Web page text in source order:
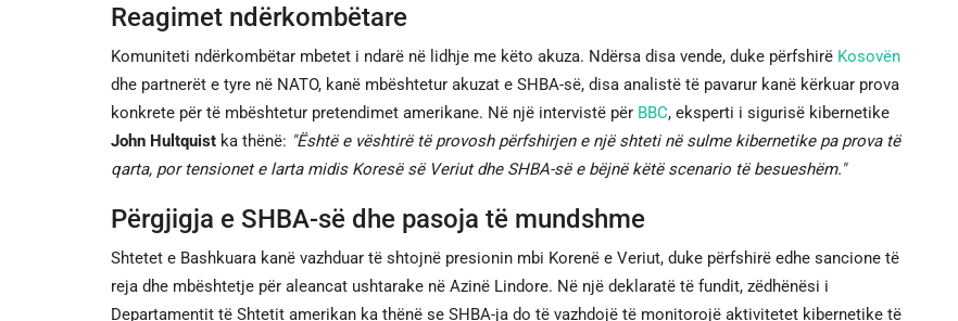
Reagimet ndërkombëtare
Komuniteti ndërkombëtar mbetet i ndarë në lidhje me këto akuza. Ndërsa disa vende, duke përfshirë Kosovën
dhe partnerët e tyre në NATO, kanë mbështetur akuzat e SHBA-së, disa analistë të pavarur kanë kërkuar prova
konkrete për të mbështetur pretendimet amerikane. Në një intervistë për BBC, eksperti i sigurisë kibernetike
John Hultquist ka thënë: "Është e vështirë të provosh përfshirjen e një shteti në sulme kibernetike pa prova të
qarta, por tensionet e larta midis Koresë së Veriut dhe SHBA-së e bëjnë këtë scenario të besueshëm."
Përgjigja e SHBA-së dhe pasoja të mundshme
Shtetet e Bashkuara kanë vazhduar të shtojnë presionin mbi Korenë e Veriut, duke përfshirë edhe sancione të
reja dhe mbështetje për aleancat ushtarake në Azinë Lindore. Në një deklaratë të fundit, zëdhënësi i
Departamentit të Shtetit amerikan ka thënë se SHBA-ja do të vazhdojë të monitorojë aktivitetet kibernetike të